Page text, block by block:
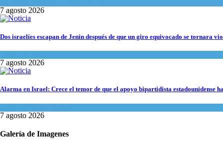
7 agosto 2026
Dos israelíes escapan de Jenin después de que un giro equivocado se tornara
7 agosto 2026
Alarma en Israel: Crece el temor de que el apoyo bipartidista estadounidense
7 agosto 2026
Galería de Imagenes